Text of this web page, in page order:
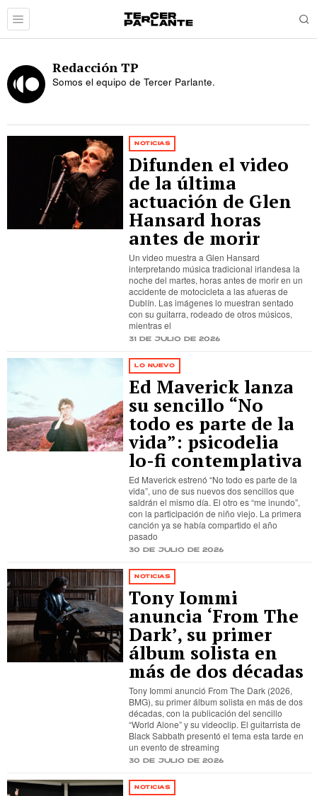
Redacción TP
Somos el equipo de Tercer Parlante.
NOTICIAS
Difunden el video
de la última
actuación de Glen
Hansard horas
antes de morir
Un video muestra a Glen Hansard
interpretando música tradicional irlandesa la
noche del martes, horas antes de morir en un
accidente de motocicleta a las afueras de
Dublín. Las imágenes lo muestran sentado
con su guitarra, rodeado de otros músicos,
mientras el
31 de julio de 2026
LO NUEVO
Ed Maverick lanza
su sencillo “No
todo es parte de la
vida”: psicodelia
lo-fi contemplativa
Ed Maverick estrenó “No todo es parte de la
vida”, uno de sus nuevos dos sencillos que
saldrán el mismo día. El otro es “me inundo”,
con la participación de niño viejo. La primera
canción ya se había compartido el año
pasado
30 de julio de 2026
NOTICIAS
Tony Iommi
anuncia ‘From The
Dark’, su primer
álbum solista en
más de dos décadas
Tony Iommi anunció From The Dark (2026,
BMG), su primer álbum solista en más de dos
décadas, con la publicación del sencillo
“World Alone” y su videoclip. El guitarrista de
Black Sabbath presentó el tema esta tarde en
un evento de streaming
30 de julio de 2026
NOTICIAS